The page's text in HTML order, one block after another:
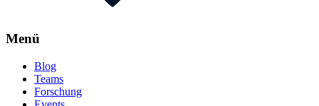
Menü
Blog
Teams
Forschung